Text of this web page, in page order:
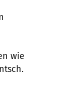
wie